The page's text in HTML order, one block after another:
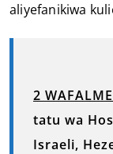
aliyefanikiwa
2
tatu wa
Israeli,